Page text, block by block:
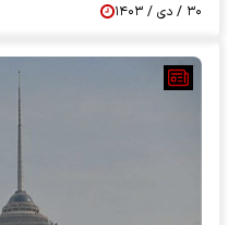
۳۰ / دی / ۱۴۰۳